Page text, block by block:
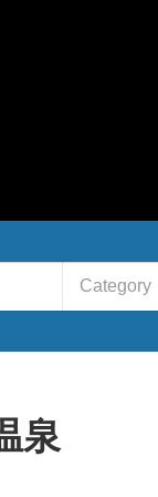
Category
泉